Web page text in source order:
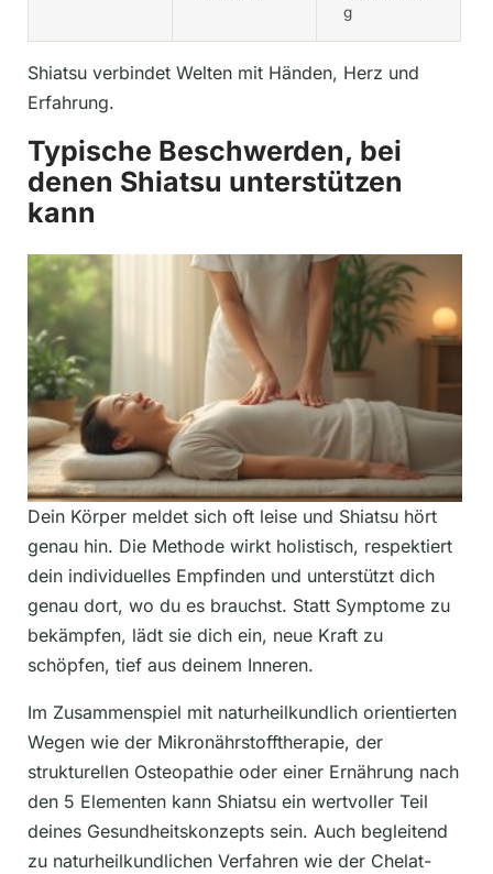
g
Shiatsu verbindet Welten mit Händen, Herz und
Erfahrung.
Typische Beschwerden, bei
denen Shiatsu unterstützen
kann
Dein Körper meldet sich oft leise und Shiatsu hört
genau hin. Die Methode wirkt holistisch, respektiert
dein individuelles Empfinden und unterstützt dich
genau dort, wo du es brauchst. Statt Symptome zu
bekämpfen, lädt sie dich ein, neue Kraft zu
schöpfen, tief aus deinem Inneren.
Im Zusammenspiel mit naturheilkundlich orientierten
Wegen wie der Mikronährstofftherapie, der
strukturellen Osteopathie oder einer Ernährung nach
den 5 Elementen kann Shiatsu ein wertvoller Teil
deines Gesundheitskonzepts sein. Auch begleitend
zu naturheilkundlichen Verfahren wie der Chelat-